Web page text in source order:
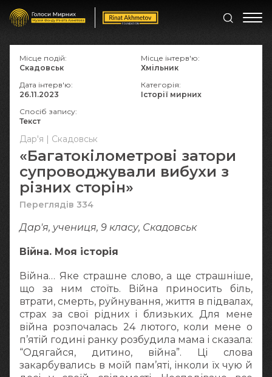
Дар'я | Скадовськ
«Багатокілометрові затори
супроводжували вибухи з
різних сторін»
Переглядів 334
Дар'я, учениця, 9 класу, Скадовськ
Війна. Моя історія
Війна… Яке страшне слово, а ще страшніше,
що за ним стоїть. Війна приносить біль,
втрати, смерть, руйнування, життя в підвалах,
страх за свої рідних і близьких. Для мене
війна розпочалась 24 лютого, коли мене о
п’ятій годині ранку розбудила мама і сказала:
“Одягайся, дитино, війна”. Ці слова
закарбувались в моїй пам’яті, інколи їх чую й
Місце подій:
Скадовськ
Місце інтерв'ю:
Хмільник
Дата інтерв'ю:
26.11.2023
Категорія:
Історії мирних
Спосіб запису:
Текст